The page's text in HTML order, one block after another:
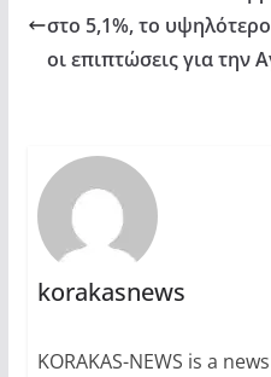
στο 5,1%, το
οι επιπτώσεις για την
korakasnews
KORAKAS-NEWS is a